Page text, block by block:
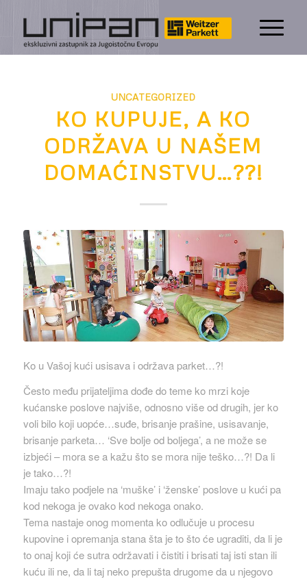
UNCATEGORIZED
KO KUPUJE, A KO
ODRŽAVA U NAŠEM
DOMAĆINSTVU…??!
Ko u Vašoj kući usisava i održava parket…?!
Često među prijateljima dođe do teme ko mrzi koje
kućanske poslove najviše, odnosno više od drugih, jer ko
voli bilo koji uopće…suđe, brisanje prašine, usisavanje,
brisanje parketa… ‘Sve bolje od boljega’, a ne može se
izbjeći – mora se a kažu što se mora nije teško…?! Da li
je tako…?!
Imaju tako podjele na ‘muške’ i ‘ženske’ poslove u kući pa
kod nekoga je ovako kod nekoga onako.
Tema nastaje onog momenta ko odlučuje u procesu
kupovine i opremanja stana šta je to što će ugraditi, da li je
to onaj koji će sutra održavati i čistiti i brisati taj isti stan ili
kuću ili ne, da li taj neko prepušta drugome da u njegovo